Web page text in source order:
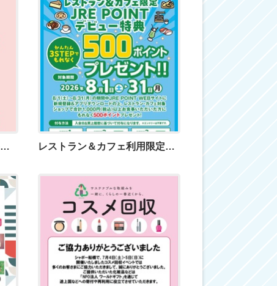
8月9日（日）9時から朝市を開催！ レストラン＆カフェ利用限定 JRE POINTデビュー特典